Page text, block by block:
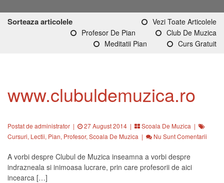
Sorteaza articolele
Vezi Toate Articolele
Profesor De Pian
Club De Muzica
Meditatii Pian
Curs Gratuit
www.clubuldemuzica.ro
Postat de administrator | 27 August 2014 | Scoala De Muzica |
Cursuri, Lectii, Pian, Profesor, Scoala De Muzica | Nu Sunt Comentarii
A vorbi despre Clubul de Muzica inseamna a vorbi despre
indrazneala si inimoasa lucrare, prin care profesorii de aici
incearca […]